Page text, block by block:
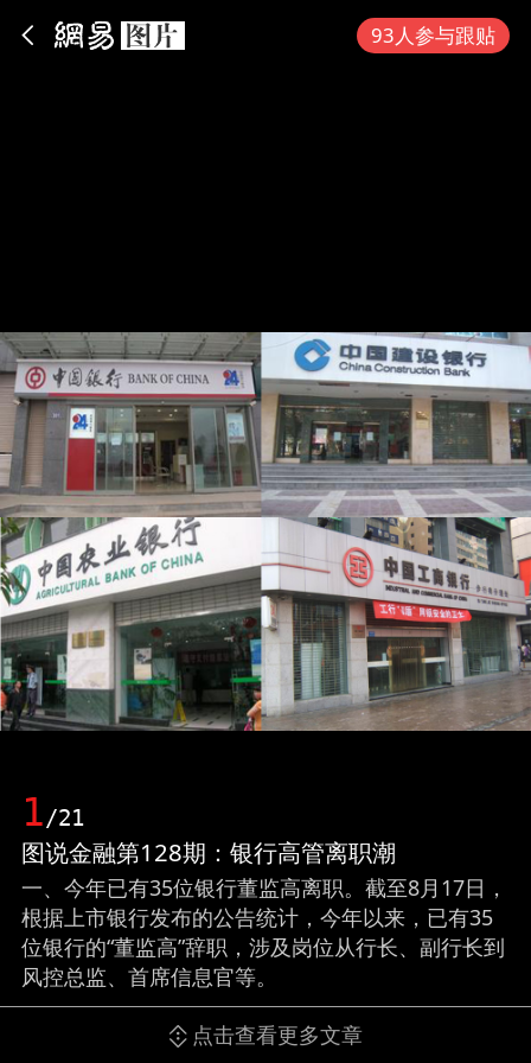
93人参与跟贴
1/21
图说金融第128期：银行高管离职潮
一、今年已有35位银行董监高离职。截至8月17日，
根据上市银行发布的公告统计，今年以来，已有35
位银行的“董监高”辞职，涉及岗位从行长、副行长到
风控总监、首席信息官等。
点击查看更多文章